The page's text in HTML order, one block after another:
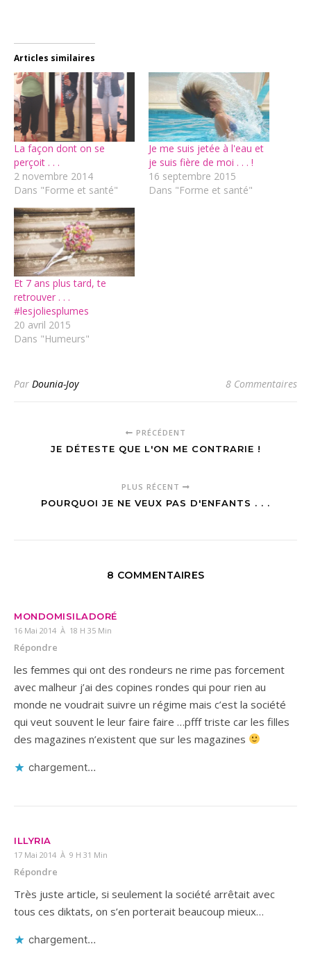
Articles similaires
La façon dont on se
perçoit . . .
2 novembre 2014
Dans "Forme et santé"
Je me suis jetée à l'eau et
je suis fière de moi . . . !
16 septembre 2015
Dans "Forme et santé"
Et 7 ans plus tard, te
retrouver . . .
#lesjoliesplumes
20 avril 2015
Dans "Humeurs"
Par Dounia-Joy 8 Commentaires
PRÉCÉDENT
JE DÉTESTE QUE L'ON ME CONTRARIE !
PLUS RÉCENT
POURQUOI JE NE VEUX PAS D'ENFANTS . . .
8 COMMENTAIRES
MONDOMISILADORÉ
16 Mai 2014 À 18 H 35 Min
Répondre
les femmes qui ont des rondeurs ne rime pas forcement
avec malheur j’ai des copines rondes qui pour rien au
monde ne voudrait suivre un régime mais c’est la société
qui veut souvent le leur faire faire …pfff triste car les filles
des magazines n’existent que sur les magazines
chargement…
ILLYRIA
17 Mai 2014 À 9 H 31 Min
Répondre
Très juste article, si seulement la société arrêtait avec
tous ces diktats, on s’en porterait beaucoup mieux…
chargement…